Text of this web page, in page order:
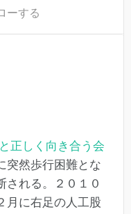
ーする
正しく向き合う会
突然歩行困難とな
される。２０１０
月に右足の人工股